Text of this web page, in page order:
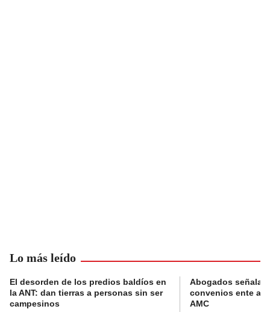
Lo más leído
El desorden de los predios baldíos en
la ANT: dan tierras a personas sin ser
campesinos
Abogados
convenios ente
AMC